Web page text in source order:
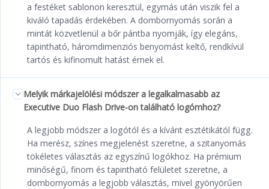
a festéket sablonon keresztül, egymás után viszik fel a
kiváló tapadás érdekében. A dombornyomás során a
mintát közvetlenül a bőr pántba nyomják, így elegáns,
tapintható, háromdimenziós benyomást keltő, rendkívül
tartós és kifinomult hatást érnek el.
Melyik márkajelölési módszer a legalkalmasabb az
Executive Duo Flash Drive-on található logómhoz?
A legjobb módszer a logótól és a kívánt esztétikától függ.
Ha merész, színes megjelenést szeretne, a szitanyomás
tökéletes választás az egyszínű logókhoz. Ha prémium
minőségű, finom és tapintható felületet szeretne, a
dombornyomás a legjobb választás, mivel gyönyörűen